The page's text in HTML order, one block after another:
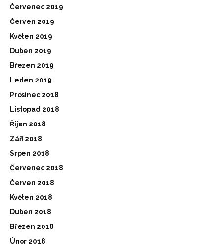
Červenec 2019
Červen 2019
Květen 2019
Duben 2019
Březen 2019
Leden 2019
Prosinec 2018
Listopad 2018
Říjen 2018
Září 2018
Srpen 2018
Červenec 2018
Červen 2018
Květen 2018
Duben 2018
Březen 2018
Únor 2018